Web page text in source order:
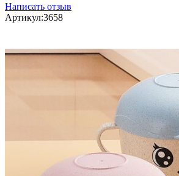
Написать отзыв
Артикул:3658